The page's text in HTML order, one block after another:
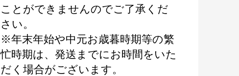
ことができませんのでご了承くだ
さい。
※年末年始や中元お歳暮時期等の繁
忙時期は、発送までにお時間をいた
だく場合がございます。